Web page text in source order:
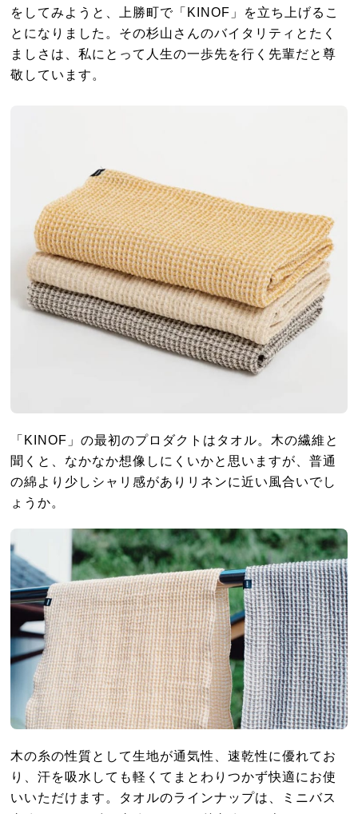
をしてみようと、上勝町で「KINOF」を立ち上げるこ
とになりました。その杉山さんのバイタリティとたく
ましさは、私にとって人生の一歩先を行く先輩だと尊
敬しています。
「KINOF」の最初のプロダクトはタオル。木の繊維と
聞くと、なかなか想像しにくいかと思いますが、普通
の綿より少しシャリ感がありリネンに近い風合いでし
ょうか。
木の糸の性質として生地が通気性、速乾性に優れてお
り、汗を吸水しても軽くてまとわりつかず快適にお使
いいただけます。タオルのラインナップは、ミニバス